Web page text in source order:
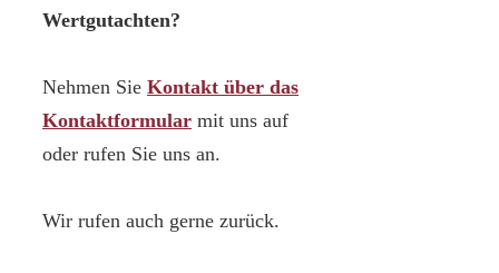
Wertgutachten?
Nehmen Sie Kontakt über das
Kontaktformular mit uns auf
oder rufen Sie uns an.
Wir rufen auch gerne zurück.